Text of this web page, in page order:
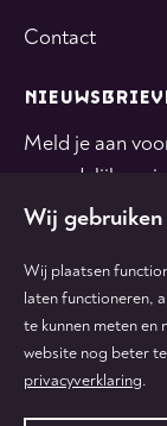
Contact
Meld je aan
maandelijkse
Volg
ons
op
Volg
ons
op
Wij
Wij plaatsen
laten functioneren,
te kunnen meten en
website nog beter
privacyverklaring.